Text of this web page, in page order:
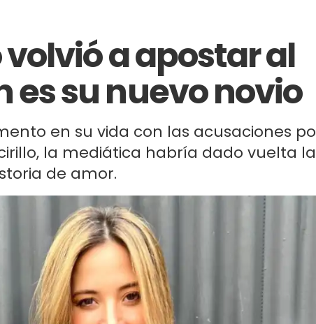
a apostar al
es su nuevo novio
en su vida con las acusaciones
la mediática habría dado vuelta
de amor.